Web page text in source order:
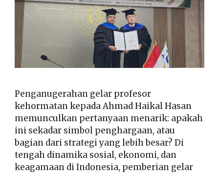
Penganugerahan gelar profesor
kehormatan kepada Ahmad Haikal Hasan
memunculkan pertanyaan menarik: apakah
ini sekadar simbol penghargaan, atau
bagian dari strategi yang lebih besar? Di
tengah dinamika sosial, ekonomi, dan
keagamaan di Indonesia, pemberian gelar